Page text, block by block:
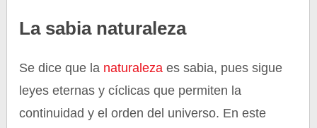
La sabia naturaleza
Se dice que la naturaleza es sabia, pues sigue
leyes eternas y cíclicas que permiten la
continuidad y el orden del universo. En este